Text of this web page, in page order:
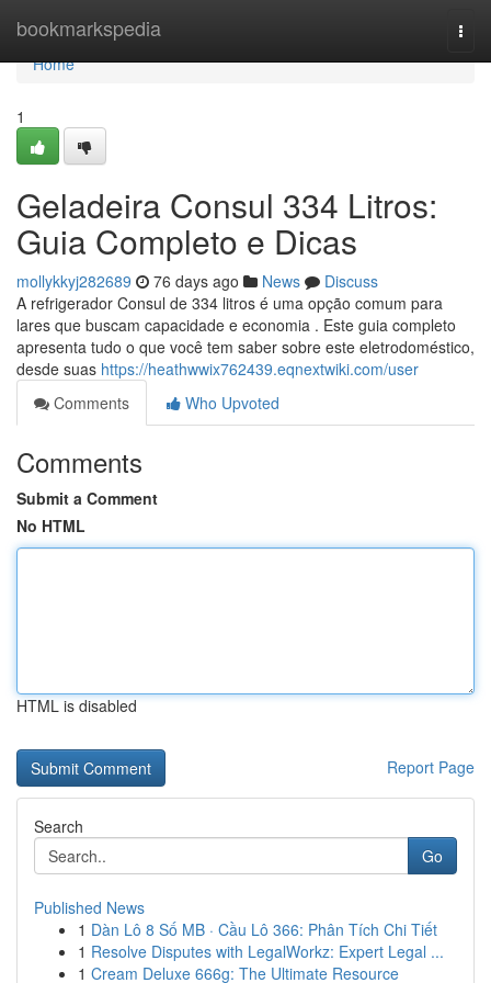
bookmarkspedia
Home
Home
1
Geladeira Consul 334 Litros:
Guia Completo e Dicas
mollykkyj282689 76 days ago News
Discuss
A refrigerador Consul de 334 litros é uma opção comum para
lares que buscam capacidade e economia . Este guia completo
apresenta tudo o que você tem saber sobre este eletrodoméstico,
desde suas https://heathwwix762439.eqnextwiki.com/user
Comments
Who Upvoted
Comments
Submit a Comment
No HTML
HTML is disabled
Report Page
Search
Go
Published News
1 Dàn Lô 8 Số MB · Cầu Lô 366: Phân Tích Chi Tiết
1 Resolve Disputes with LegalWorkz: Expert Legal ...
1 Cream Deluxe 666g: The Ultimate Resource